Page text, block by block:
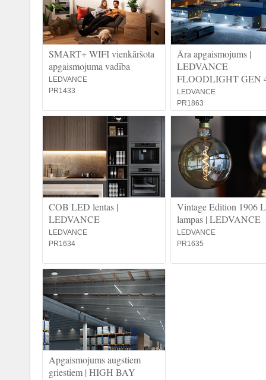
SMART+ WIFI vienkāršota
apgaismojuma vadība
LEDVANCE
PR1433
Āra apgaismojums |
LEDVANCE
FLOODLIGHT GEN
LEDVANCE
PR1863
COB LED lentas |
LEDVANCE
LEDVANCE
PR1634
Vintage Edition 1906
lampas | LEDVANCE
LEDVANCE
PR1635
Apgaismojums augstiem
griestiem | HIGH BAY